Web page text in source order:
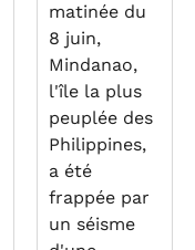
matinée du
8 juin,
Mindanao,
l'île la plus
peuplée des
Philippines,
a été
frappée par
un séisme